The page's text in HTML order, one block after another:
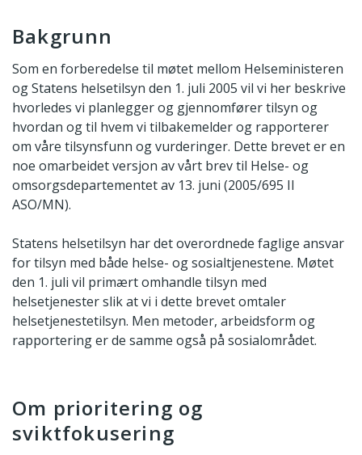
Bakgrunn
Som en forberedelse til møtet mellom Helseministeren
og Statens helsetilsyn den 1. juli 2005 vil vi her beskrive
hvorledes vi planlegger og gjennomfører tilsyn og
hvordan og til hvem vi tilbakemelder og rapporterer
om våre tilsynsfunn og vurderinger. Dette brevet er en
noe omarbeidet versjon av vårt brev til Helse- og
omsorgsdepartementet av 13. juni (2005/695 II
ASO/MN).
Statens helsetilsyn har det overordnede faglige ansvar
for tilsyn med både helse- og sosialtjenestene. Møtet
den 1. juli vil primært omhandle tilsyn med
helsetjenester slik at vi i dette brevet omtaler
helsetjenestetilsyn. Men metoder, arbeidsform og
rapportering er de samme også på sosialområdet.
Om prioritering og
sviktfokusering